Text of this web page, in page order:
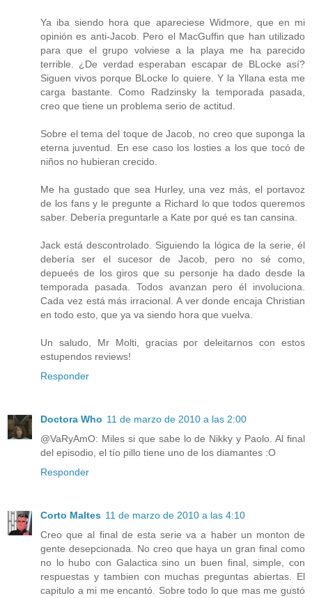
Ya iba siendo hora que apareciese Widmore, que en mi
opinión es anti-Jacob. Pero el MacGuffin que han utilizado
para que el grupo volviese a la playa me ha parecido
terrible. ¿De verdad esperaban escapar de BLocke así?
Siguen vivos porque BLocke lo quiere. Y la Yllana esta me
carga bastante. Como Radzinsky la temporada pasada,
creo que tiene un problema serio de actitud.
Sobre el tema del toque de Jacob, no creo que suponga la
eterna juventud. En ese caso los losties a los que tocó de
niños no hubieran crecido.
Me ha gustado que sea Hurley, una vez más, el portavoz
de los fans y le pregunte a Richard lo que todos queremos
saber. Debería preguntarle a Kate por qué es tan cansina.
Jack está descontrolado. Siguiendo la lógica de la serie, él
debería ser el sucesor de Jacob, pero no sé como,
depueés de los giros que su personje ha dado desde la
temporada pasada. Todos avanzan pero él involuciona.
Cada vez está más irracional. A ver donde encaja Christian
en todo esto, que ya va siendo hora que vuelva.
Un saludo, Mr Molti, gracias por deleitarnos con estos
estupendos reviews!
Responder
Doctora Who 11 de marzo de 2010 a las 2:00
@VaRyAmO: Miles si que sabe lo de Nikky y Paolo. Al final
del episodio, el tío pillo tiene uno de los diamantes :O
Responder
Corto Maltes 11 de marzo de 2010 a las 4:10
Creo que al final de esta serie va a haber un monton de
gente desepcionada. No creo que haya un gran final como
no lo hubo con Galactica sino un buen final, simple, con
respuestas y tambien con muchas preguntas abiertas. El
capitulo a mi me encantó. Sobre todo lo que mas me gustó